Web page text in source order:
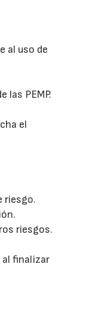
al uso de
las PEMP.
el
riesgo.
riesgos.
al finalizar